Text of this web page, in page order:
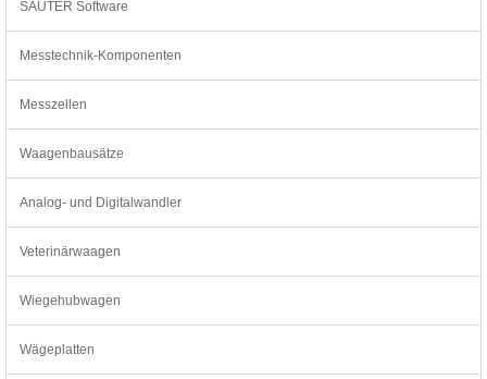
SAUTER Software
Messtechnik-Komponenten
Messzellen
Waagenbausätze
Analog- und Digitalwandler
Veterinärwaagen
Wiegehubwagen
Wägeplatten